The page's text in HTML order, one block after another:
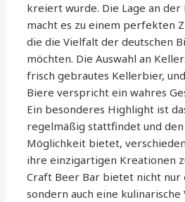
kreiert wurde. Die Lage an der
macht es zu einem perfekten
die die Vielfalt der deutschen
möchten. Die Auswahl an
frisch gebrautes Kellerbier,
Biere verspricht ein wahres
Ein besonderes Highlight ist
regelmäßig stattfindet und den
Möglichkeit bietet,
ihre einzigartigen Kreationen
Craft Beer Bar bietet nicht nur
sondern auch eine kulinarische